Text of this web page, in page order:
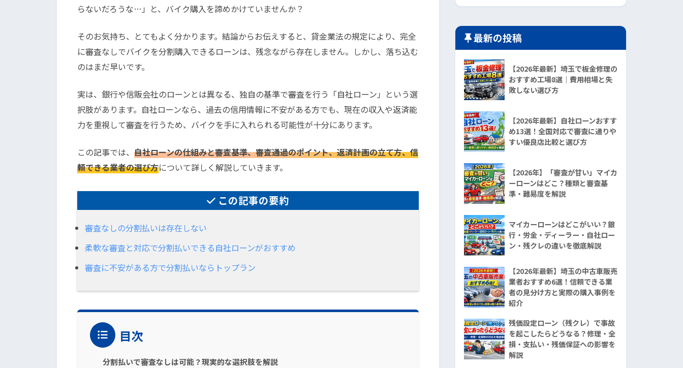
らないだろうな…」と、バイク購入を諦めかけていませんか？
そのお気持ち、とてもよく分かります。結論からお伝えすると、貸金業法の規定により、完全
に審査なしでバイクを分割購入できるローンは、残念ながら存在しません。しかし、落ち込む
のはまだ早いです。
実は、銀行や信販会社のローンとは異なる、独自の基準で審査を行う「自社ローン」という選
択肢があります。自社ローンなら、過去の信用情報に不安がある方でも、現在の収入や返済能
力を重視して審査を行うため、バイクを手に入れられる可能性が十分にあります。
この記事では、 自社ローンの仕組みと審査基準、審査通過のポイント、返済計画の立て方、信
頼できる業者の選び方について詳しく解説していきます。
この記事の要約
審査なしの分割払いは存在しない
柔軟な審査と対応で分割払いできる自社ローンがおすすめ
審査に不安がある方で分割払いならトップラン
目次
分割払いで審査なしは可能？現実的な選択肢を解説
最新の投稿
【2026年最新】埼玉で板金修理の
おすすめ工場8選｜費用相場と失
敗しない選び方
【2026年最新】自社ローンおすす
め13選！全国対応で審査に通りや
すい優良店比較と選び方
【2026年】「審査が甘い」マイカ
ーローンはどこ？種類と審査基
準・難易度を解説
マイカーローンはどこがいい？銀
行・労金・ディーラー・自社ロー
ン・残クレの違いを徹底解説
【2026年最新】埼玉の中古車販売
業者おすすめ6選！信頼できる業
者の見分け方と実際の購入事例を
紹介
残価設定ローン（残クレ）で事故
を起こしたらどうなる？修理・全
損・支払い・残価保証への影響を
解説